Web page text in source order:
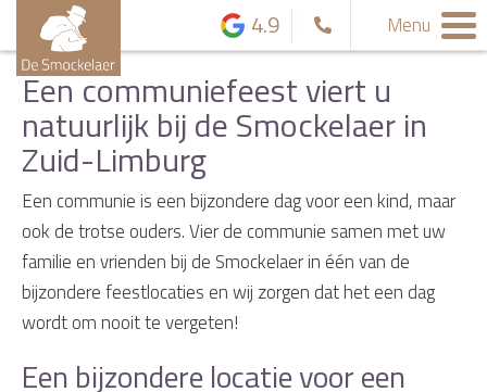
4.9 Menu
Een communiefeest viert u
natuurlijk bij de Smockelaer in
Zuid-Limburg
Een communie is een bijzondere dag voor een kind, maar
ook de trotse ouders. Vier de communie samen met uw
familie en vrienden bij de Smockelaer in één van de
bijzondere feestlocaties en wij zorgen dat het een dag
wordt om nooit te vergeten!
Een bijzondere locatie voor een